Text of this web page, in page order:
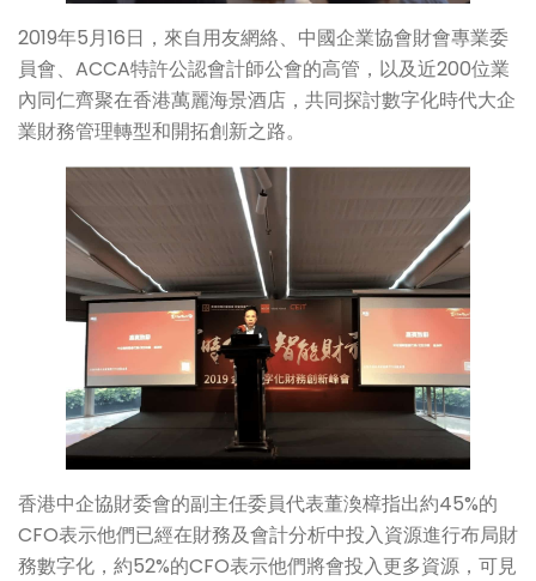
2019年5月16日，來自用友網絡、中國企業協會財會專業委
員會、ACCA特許公認會計師公會的高管，以及近200位業
內同仁齊聚在香港萬麗海景酒店，共同探討數字化時代大企
業財務管理轉型和開拓創新之路。
香港中企協財委會的副主任委員代表董渙樟指出約45%的
CFO表示他們已經在財務及會計分析中投入資源進行布局財
務數字化，約52%的CFO表示他們將會投入更多資源，可見